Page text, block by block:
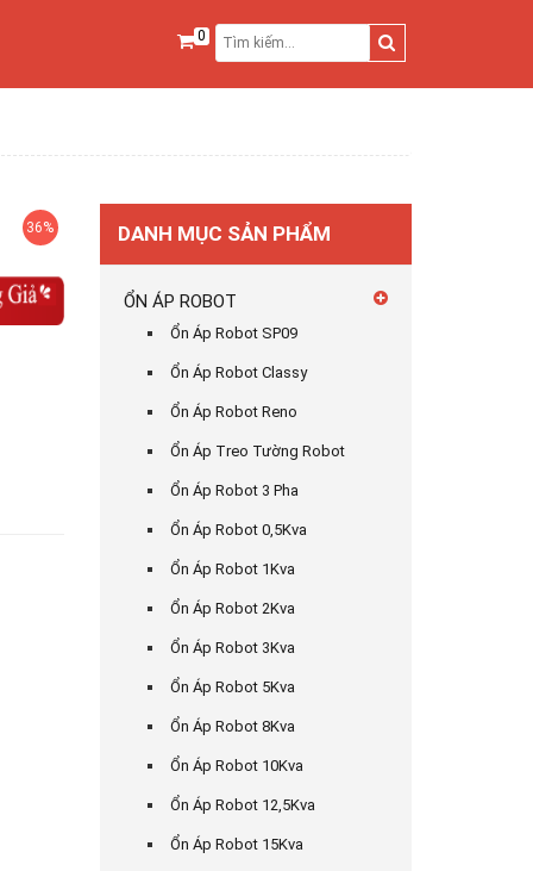
0
36% DANH MỤC SẢN PHẨM
ỔN ÁP ROBOT
Ổn Áp Robot SP09
Ổn Áp Robot Classy
Ổn Áp Robot Reno
Ổn Áp Treo Tường Robot
Ổn Áp Robot 3 Pha
Ổn Áp Robot 0,5Kva
Ổn Áp Robot 1Kva
Ổn Áp Robot 2Kva
Ổn Áp Robot 3Kva
Ổn Áp Robot 5Kva
Ổn Áp Robot 8Kva
Ổn Áp Robot 10Kva
Ổn Áp Robot 12,5Kva
Ổn Áp Robot 15Kva